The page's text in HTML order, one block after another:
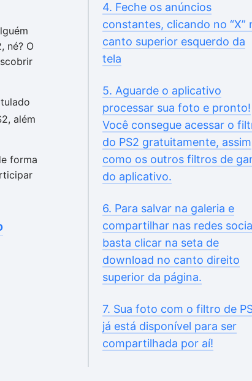
né? O
além
forma
4. Feche os anúncios
constantes, clicando no “X”
canto superior esquerdo da
tela
5. Aguarde o aplicativo
processar sua foto e pronto!
Você consegue acessar o
do PS2 gratuitamente, assim
como os outros filtros de
do aplicativo.
6. Para salvar na galeria e
compartilhar nas redes
basta clicar na seta de
download no canto direito
superior da página.
7. Sua foto com o filtro de
já está disponível para ser
compartilhada por aí!